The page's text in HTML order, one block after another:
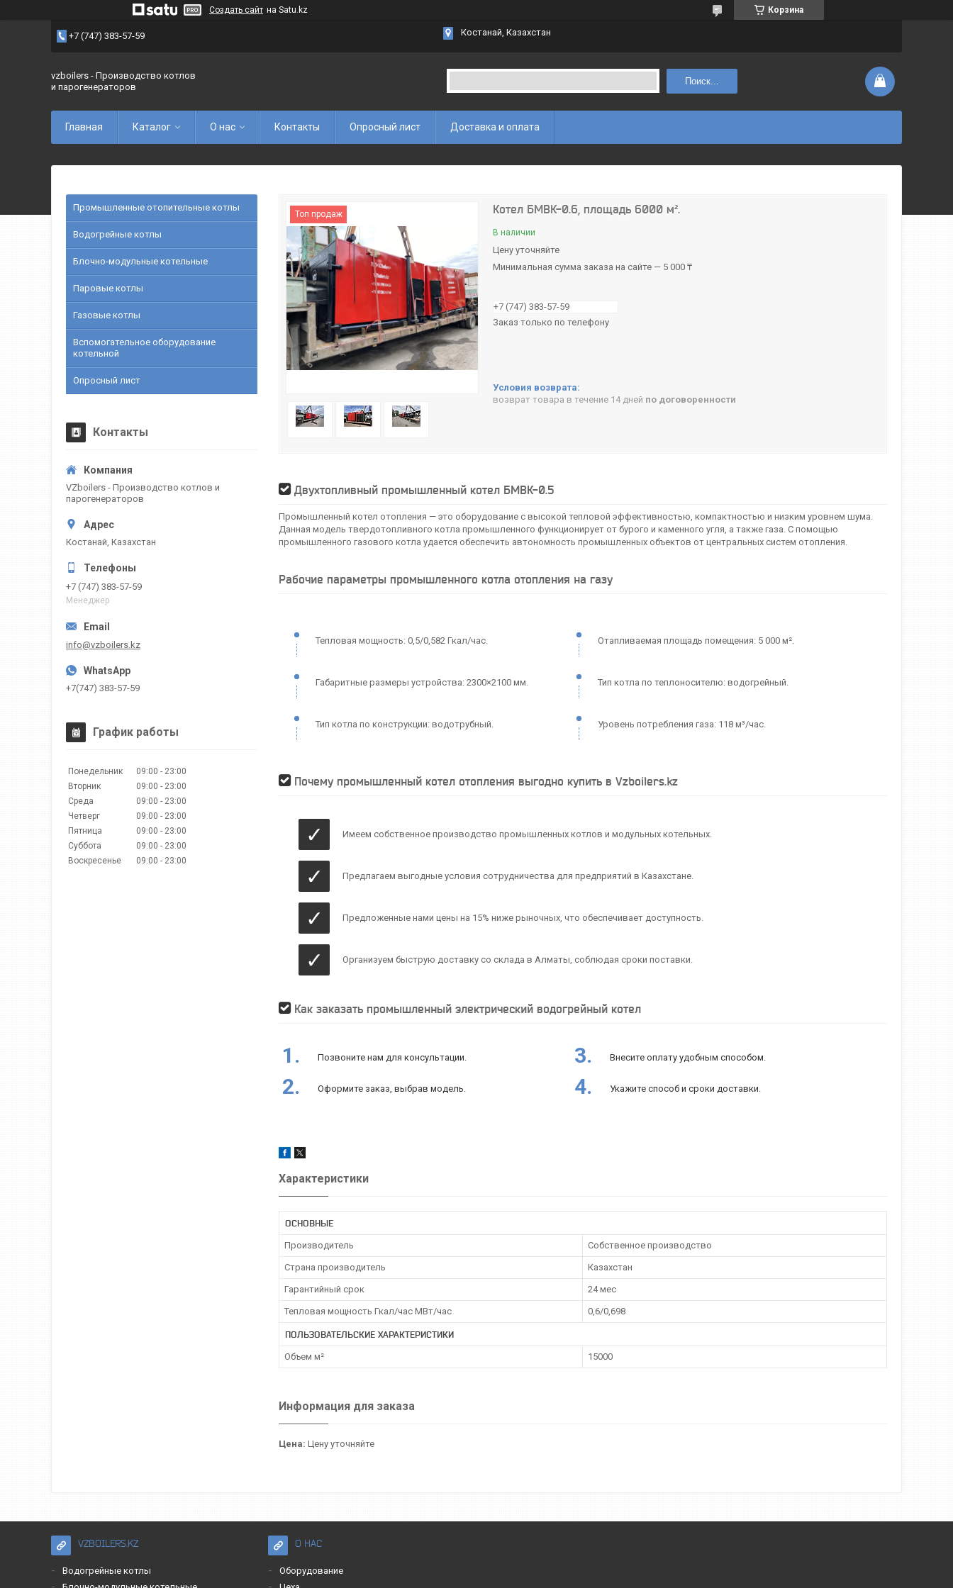
Создать сайт на Satu.kz Корзина
+7 (747) 383-57-59 Костанай, Казахстан
vzboilers - Производство котлов
и парогенераторов
Поиск...
Главная Каталог О нас Контакты Опросный лист Доставка и оплата
Топ продаж Котел БМВК-0.6, площадь 6000 м².
В наличии
Цену уточняйте
Минимальная сумма заказа на сайте — 5 000 ₸
+7 (747) 383-57-59
Заказ только по телефону
возврат товара в течение 14 дней по договоренности
Двухтопливный промышленный котел БМВК-0.5
Промышленный котел отопления — это оборудование с высокой тепловой эффективностью, компактностью и низким уровнем шума.
Данная модель твердотопливного котла промышленного функционирует от бурого и каменного угля, а также газа. С помощью
промышленного газового котла удается обеспечить автономность промышленных объектов от центральных систем отопления.
Рабочие параметры промышленного котла отопления на газу
Тепловая мощность: 0,5/0,582 Гкал/час. Отапливаемая площадь помещения: 5 000 м².
Габаритные размеры устройства: 2300×2100 мм. Тип котла по теплоносителю: водогрейный.
Тип котла по конструкции: водотрубный. Уровень потребления газа: 118 м³/час.
Почему промышленный котел отопления выгодно купить в Vzboilers.kz
✓ Имеем собственное производство промышленных котлов и модульных котельных.
✓ Предлагаем выгодные условия сотрудничества для предприятий в Казахстане.
✓ Предложенные нами цены на 15% ниже рыночных, что обеспечивает доступность.
✓ Организуем быструю доставку со склада в Алматы, соблюдая сроки поставки.
Как заказать промышленный электрический водогрейный котел
1. Позвоните нам для консультации.
2. Оформите заказ, выбрав модель.
3. Внесите оплату удобным способом.
4. Укажите способ и сроки доставки.
Характеристики
ОСНОВНЫЕ
Производитель Собственное производство
Страна производитель Казахстан
Гарантийный срок 24 мес
Тепловая мощность Гкал/час МВт/час 0,6/0,698
ПОЛЬЗОВАТЕЛЬСКИЕ ХАРАКТЕРИСТИКИ
Объем м² 15000
Информация для заказа
Цена: Цену уточняйте
Промышленные отопительные котлы
Водогрейные котлы
Блочно-модульные котельные
Паровые котлы
Газовые котлы
Вспомогательное оборудование
котельной
Опросный лист
Контакты
VZboilers - Производство котлов и
парогенераторов
Костанай, Казахстан
+7 (747) 383-57-59
Менеджер
info@vzboilers.kz
+7(747) 383-57-59
График работы
Понедельник 09:00
23:00
Вторник
09:00
23:00
Среда
09:00
23:00
Четверг
09:00
23:00
Пятница
09:00
23:00
Суббота
09:00
23:00
Воскресенье
09:00 23:00
VZBOILERS.KZ
Водогрейные котлы
О НАС
Оборудование